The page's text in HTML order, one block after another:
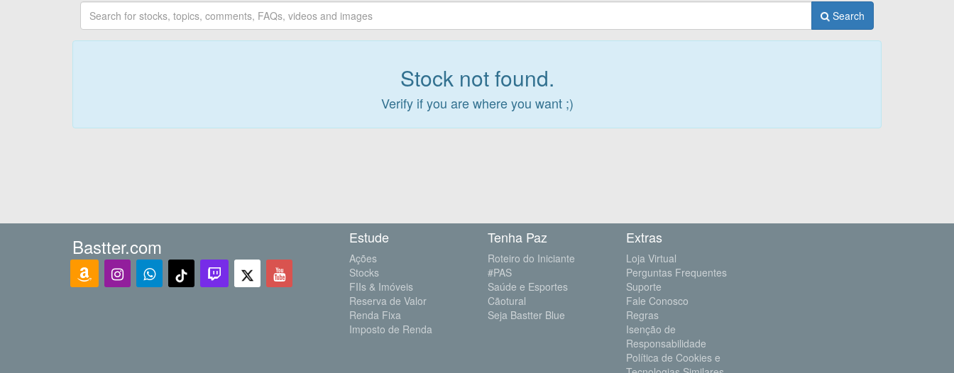
Search
Stock not found.
Verify if you are where you want ;)
Bastter.com Estude
Ações
Stocks
FIIs & Imóveis
Reserva de Valor
Renda Fixa
Imposto de Renda
Tenha Paz
Roteiro do Iniciante
#PAS
Saúde e Esportes
Cãotural
Seja Bastter Blue
Extras
Loja Virtual
Perguntas Frequentes
Suporte
Fale Conosco
Regras
Isenção de
Responsabilidade
Política de Cookies e